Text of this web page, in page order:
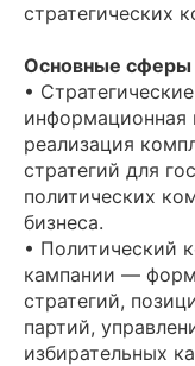
стратегических
Основные сферы
•
информационная
реализация
стратегий для
политических
бизнеса.
• Политический
кампании —
стратегий,
партий,
избирательных